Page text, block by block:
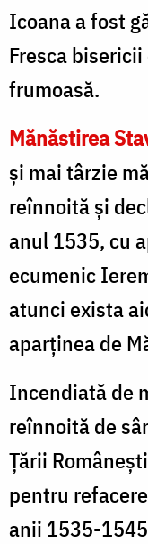
Icoana a fost
Fresca
frumoasă.
Mănăstirea
şi mai târzie
reînnoită şi
anul 1535, cu
ecumenic
atunci exista
aparţinea de
Incendiată de
reînnoită de
Ţării
pentru
anii 1535-